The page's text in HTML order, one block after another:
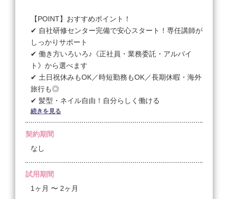
◆完全歩合 30万円〜45万円
☆経験者フルタイム
安心の最低保証給制度（3ヶ月間）
月8回休み希望の方：300,000円
月10回休み希望の方：280,000円
【月額報酬】
・売上45万円以上 50％
・売上50万円以上 51％
・売上60万円以上 52％
・売上80万円以上 53％（デビュー以降2年在籍経過
研修中 時給1,200円
【POINT】おすすめポイント！
✔ 自社研修センター完備で安心スタート！専任講師が
しっかりサポート
✔ 働き方いろいろ♪《正社員・業務委託・アルバイ
ト》から選べます
✔ 土日祝休みもOK／時短勤務もOK／長期休暇・海外
旅行も◎
✔ 髪型・ネイル自由！自分らしく働ける
✔ 産休・育休制度ありでライフイベントにも柔軟対応
✔ お誕生日休暇など福利厚生も充実♪
【スタッフについて】
少人数のアットホームな環境で、意見が言いやすく、
続きを見る
契約期間
なし
試用期間
1ヶ月 〜 2ヶ月